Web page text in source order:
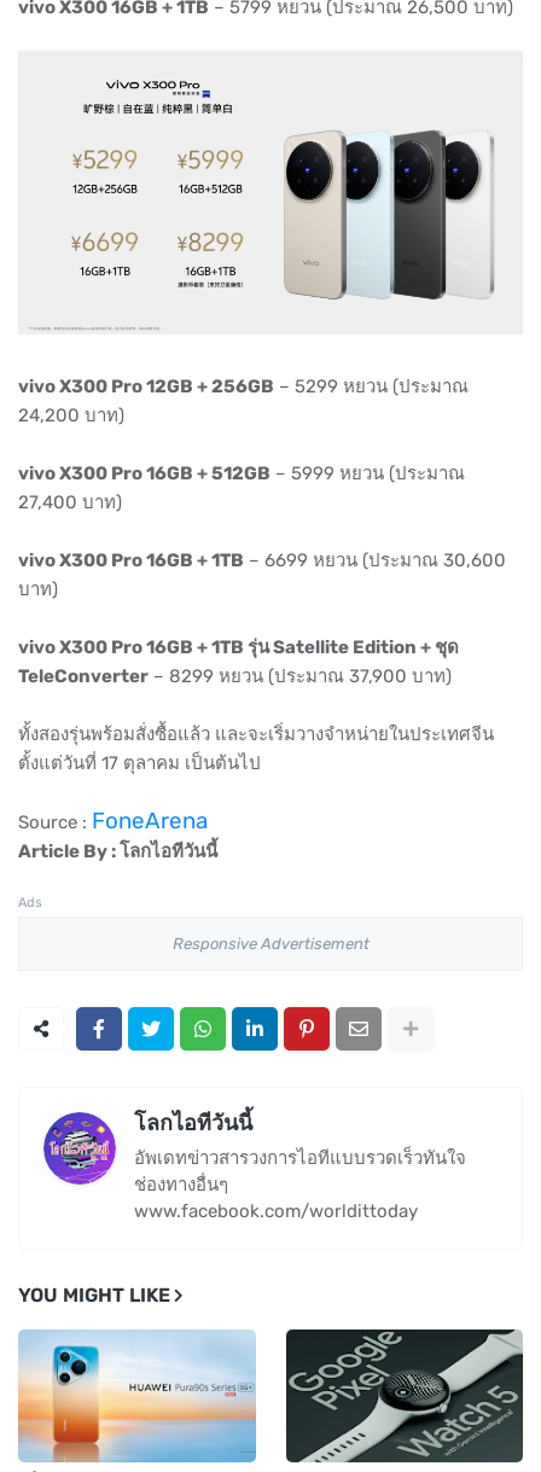
vivo X300 16GB + 1TB – 5799 หยวน (ประมาณ 26,500 บาท)
vivo X300 Pro 12GB + 256GB – 5299 หยวน (ประมาณ
24,200 บาท)
vivo X300 Pro 16GB + 512GB – 5999 หยวน (ประมาณ
27,400 บาท)
vivo X300 Pro 16GB + 1TB – 6699 หยวน (ประมาณ 30,600
บาท)
vivo X300 Pro 16GB + 1TB รุ่น Satellite Edition + ชุด
TeleConverter – 8299 หยวน (ประมาณ 37,900 บาท)
ทั้งสองรุ่นพร้อมสั่งซื้อแล้ว และจะเริ่มวางจำหน่ายในประเทศจีน
ตั้งแต่วันที่ 17 ตุลาคม เป็นต้นไป
Source : FoneArena
Article By : โลกไอทีวันนี้
Ads
Responsive Advertisement
โลกไอทีวันนี้
อัพเดทข่าวสารวงการไอทีแบบรวดเร็วทันใจ
ช่องทางอื่นๆ
www.facebook.com/worldittoday
YOU MIGHT LIKE